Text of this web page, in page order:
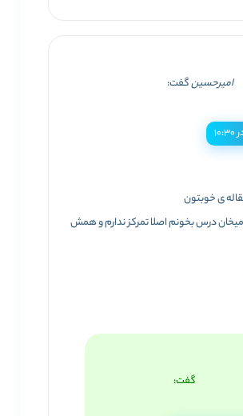
امیرحسینگفت:
ی خوبتون
درس بخونم اصلا تمرکز ندارم و همش
گفت: